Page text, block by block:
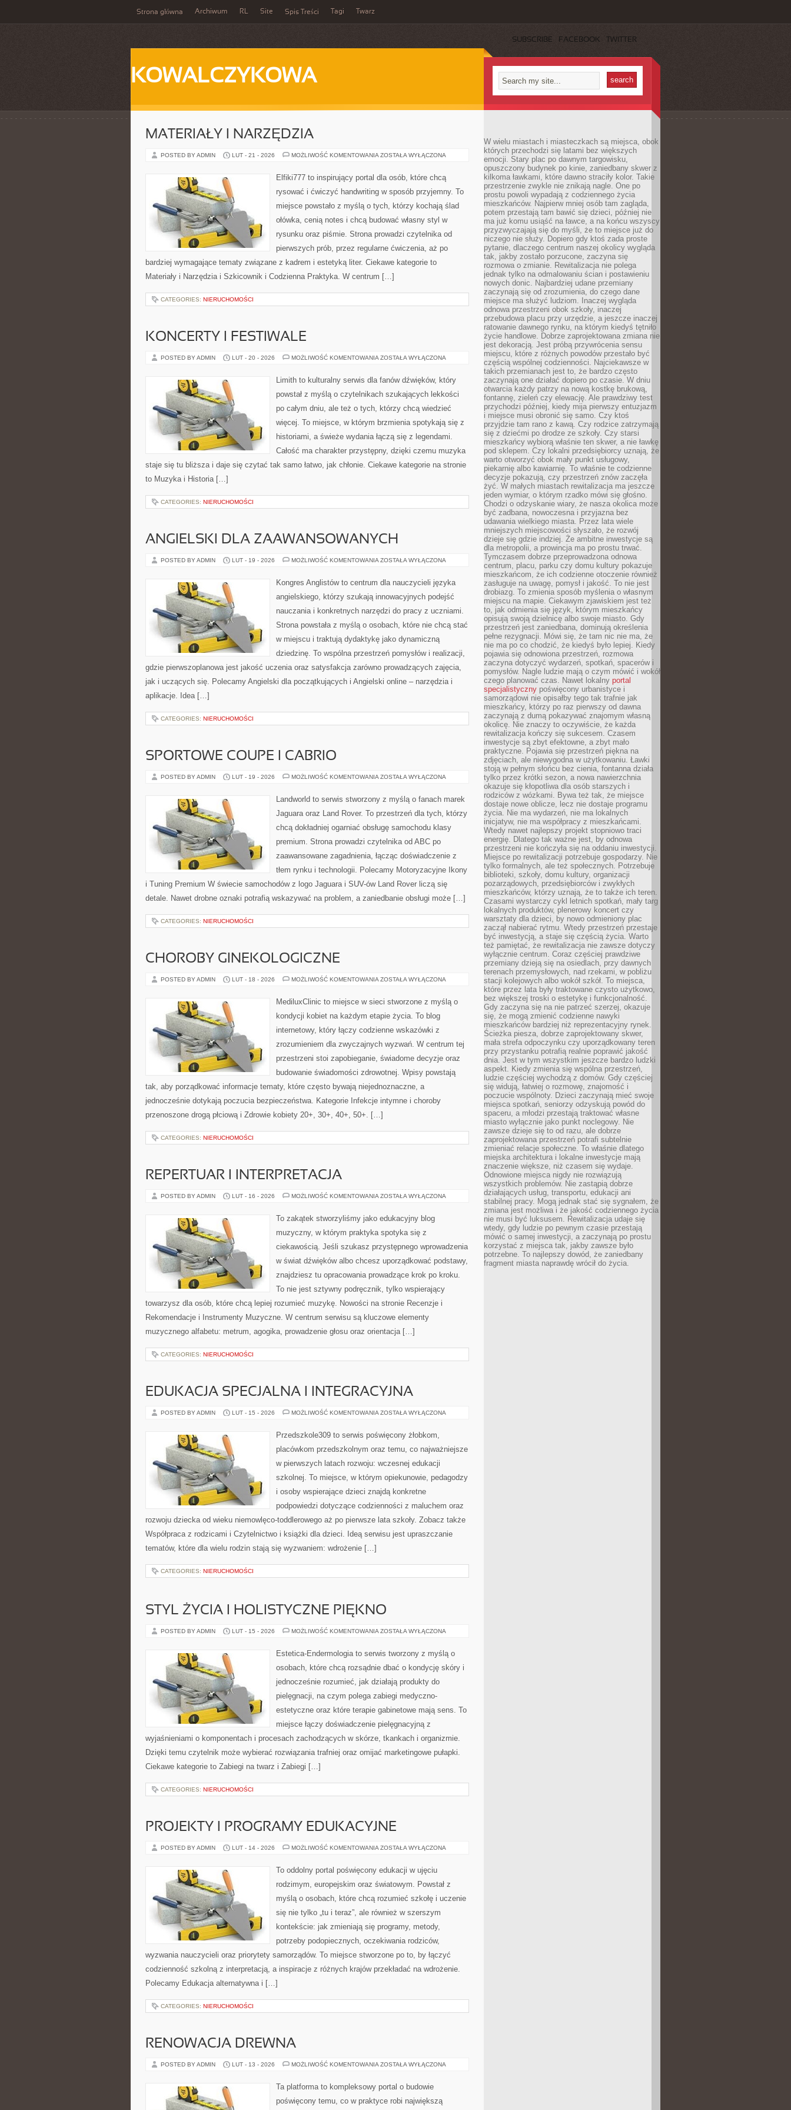
Strona główna Archiwum RL Site Spis Treści Tagi Twarz
SUBSCRIBE FACEBOOK TWITTER
KOWALCZYKOWA
MATERIAŁY I NARZĘDZIA
POSTED BY ADMIN LUT - 21 - 2026 MOŻLIWOŚĆ KOMENTOWANIA MATERIAŁY
ZOSTAŁA WYŁĄCZONA
Elfiki777 to inspirujący portal dla osób, które chcą
rysować i ćwiczyć handwriting w sposób przyjemny. To
miejsce powstało z myślą o tych, którzy kochają ślad
ołówka, cenią notes i chcą budować własny styl w
rysunku oraz piśmie. Strona prowadzi czytelnika od
pierwszych prób, przez regularne ćwiczenia, aż po
bardziej wymagające tematy związane z kadrem i estetyką liter. Ciekawe kategorie to
Materiały i Narzędzia i Szkicownik i Codzienna Praktyka. W centrum […]
CATEGORIES: NIERUCHOMOŚCI
KONCERTY I FESTIWALE
POSTED BY ADMIN LUT - 20 - 2026 MOŻLIWOŚĆ KOMENTOWANIA KONCERTY
ZOSTAŁA WYŁĄCZONA
Limith to kulturalny serwis dla fanów dźwięków, który
powstał z myślą o czytelnikach szukających lekkości
po całym dniu, ale też o tych, którzy chcą wiedzieć
więcej. To miejsce, w którym brzmienia spotykają się z
historiami, a świeże wydania łączą się z legendami.
Całość ma charakter przystępny, dzięki czemu muzyka
staje się tu bliższa i daje się czytać tak samo łatwo, jak chłonie. Ciekawe kategorie na stronie
to Muzyka i Historia […]
CATEGORIES: NIERUCHOMOŚCI
ANGIELSKI DLA ZAAWANSOWANYCH
POSTED BY ADMIN LUT - 19 - 2026 MOŻLIWOŚĆ KOMENTOWANIA ANGIELSKI
ZOSTAŁA WYŁĄCZONA
Kongres Anglistów to centrum dla nauczycieli języka
angielskiego, którzy szukają innowacyjnych podejść
nauczania i konkretnych narzędzi do pracy z uczniami.
Strona powstała z myślą o osobach, które nie chcą stać
w miejscu i traktują dydaktykę jako dynamiczną
dziedzinę. To wspólna przestrzeń pomysłów i realizacji,
gdzie pierwszoplanowa jest jakość uczenia oraz satysfakcja zarówno prowadzących zajęcia,
jak i uczących się. Polecamy Angielski dla początkujących i Angielski online – narzędzia i
aplikacje. Idea […]
CATEGORIES: NIERUCHOMOŚCI
SPORTOWE COUPE I CABRIO
POSTED BY ADMIN LUT - 19 - 2026 MOŻLIWOŚĆ KOMENTOWANIA SPORTOWE
CABRIO
ZOSTAŁA WYŁĄCZONA
Landworld to serwis stworzony z myślą o fanach marek
Jaguara oraz Land Rover. To przestrzeń dla tych, którzy
chcą dokładniej ogarniać obsługę samochodu klasy
premium. Strona prowadzi czytelnika od ABC po
zaawansowane zagadnienia, łącząc doświadczenie z
tłem rynku i technologii. Polecamy Motoryzacyjne Ikony
i Tuning Premium W świecie samochodów z logo Jaguara i SUV-ów Land Rover liczą się
detale. Nawet drobne oznaki potrafią wskazywać na problem, a zaniedbanie obsługi może […]
CATEGORIES: NIERUCHOMOŚCI
CHOROBY GINEKOLOGICZNE
POSTED BY ADMIN LUT - 18 - 2026 MOŻLIWOŚĆ KOMENTOWANIA CHOROBY
ZOSTAŁA WYŁĄCZONA
MediluxClinic to miejsce w sieci stworzone z myślą o
kondycji kobiet na każdym etapie życia. To blog
internetowy, który łączy codzienne wskazówki z
zrozumieniem dla zwyczajnych wyzwań. W centrum tej
przestrzeni stoi zapobieganie, świadome decyzje oraz
budowanie świadomości zdrowotnej. Wpisy powstają
tak, aby porządkować informacje tematy, które często bywają niejednoznaczne, a
jednocześnie dotykają poczucia bezpieczeństwa. Kategorie Infekcje intymne i choroby
przenoszone drogą płciową i Zdrowie kobiety 20+, 30+, 40+, 50+. […]
CATEGORIES: NIERUCHOMOŚCI
REPERTUAR I INTERPRETACJA
POSTED BY ADMIN LUT - 16 - 2026 MOŻLIWOŚĆ KOMENTOWANIA REPERTUAR
ZOSTAŁA WYŁĄCZONA
To zakątek stworzyliśmy jako edukacyjny blog
muzyczny, w którym praktyka spotyka się z
ciekawością. Jeśli szukasz przystępnego wprowadzenia
w świat dźwięków albo chcesz uporządkować podstawy,
znajdziesz tu opracowania prowadzące krok po kroku.
To nie jest sztywny podręcznik, tylko wspierający
towarzysz dla osób, które chcą lepiej rozumieć muzykę. Nowości na stronie Recenzje i
Rekomendacje i Instrumenty Muzyczne. W centrum serwisu są kluczowe elementy
muzycznego alfabetu: metrum, agogika, prowadzenie głosu oraz orientacja […]
CATEGORIES: NIERUCHOMOŚCI
EDUKACJA SPECJALNA I INTEGRACYJNA
POSTED BY ADMIN LUT - 15 - 2026 MOŻLIWOŚĆ KOMENTOWANIA EDUKACJA
INTEGRACYJNA
ZOSTAŁA WYŁĄCZONA
Przedszkole309 to serwis poświęcony żłobkom,
placówkom przedszkolnym oraz temu, co najważniejsze
w pierwszych latach rozwoju: wczesnej edukacji
szkolnej. To miejsce, w którym opiekunowie, pedagodzy
i osoby wspierające dzieci znajdą konkretne
podpowiedzi dotyczące codzienności z maluchem oraz
rozwoju dziecka od wieku niemowlęco-toddlerowego aż po pierwsze lata szkoły. Zobacz także
Współpraca z rodzicami i Czytelnictwo i książki dla dzieci. Ideą serwisu jest upraszczanie
tematów, które dla wielu rodzin stają się wyzwaniem: wdrożenie […]
CATEGORIES: NIERUCHOMOŚCI
STYL ŻYCIA I HOLISTYCZNE PIĘKNO
POSTED BY ADMIN LUT - 15 - 2026 MOŻLIWOŚĆ KOMENTOWANIA STYL
HOLISTYCZNE
PIĘKNO
ZOSTAŁA WYŁĄCZONA
Estetica-Endermologia to serwis tworzony z myślą o
osobach, które chcą rozsądnie dbać o kondycję skóry i
jednocześnie rozumieć, jak działają produkty do
pielęgnacji, na czym polega zabiegi medyczno-
estetyczne oraz które terapie gabinetowe mają sens. To
miejsce łączy doświadczenie pielęgnacyjną z
wyjaśnieniami o komponentach i procesach zachodzących w skórze, tkankach i organizmie.
Dzięki temu czytelnik może wybierać rozwiązania trafniej oraz omijać marketingowe pułapki.
Ciekawe kategorie to Zabiegi na twarz i Zabiegi […]
CATEGORIES: NIERUCHOMOŚCI
PROJEKTY I PROGRAMY EDUKACYJNE
POSTED BY ADMIN LUT - 14 - 2026 MOŻLIWOŚĆ KOMENTOWANIA PROJEKTY
EDUKACYJNE
ZOSTAŁA WYŁĄCZONA
To oddolny portal poświęcony edukacji w ujęciu
rodzimym, europejskim oraz światowym. Powstał z
myślą o osobach, które chcą rozumieć szkołę i uczenie
się nie tylko „tu i teraz”, ale również w szerszym
kontekście: jak zmieniają się programy, metody,
potrzeby podopiecznych, oczekiwania rodziców,
wyzwania nauczycieli oraz priorytety samorządów. To miejsce stworzone po to, by łączyć
codzienność szkolną z interpretacją, a inspiracje z różnych krajów przekładać na wdrożenie.
Polecamy Edukacja alternatywna i […]
CATEGORIES: NIERUCHOMOŚCI
RENOWACJA DREWNA
POSTED BY ADMIN LUT - 13 - 2026 MOŻLIWOŚĆ KOMENTOWANIA RENOWACJA
ZOSTAŁA WYŁĄCZONA
Ta platforma to kompleksowy portal o budowie
poświęcony temu, co w praktyce robi największą
W wielu miastach i miasteczkach są miejsca, obok
których przechodzi się latami bez większych
emocji. Stary plac po dawnym targowisku,
opuszczony budynek po kinie, zaniedbany skwer z
kilkoma ławkami, które dawno straciły kolor. Takie
przestrzenie zwykle nie znikają nagle. One po
prostu powoli wypadają z codziennego życia
mieszkańców. Najpierw mniej osób tam zagląda,
potem przestają tam bawić się dzieci, później nie
ma już komu usiąść na ławce, a na końcu wszyscy
przyzwyczajają się do myśli, że to miejsce już do
niczego nie służy. Dopiero gdy ktoś zada proste
pytanie, dlaczego centrum naszej okolicy wygląda
tak, jakby zostało porzucone, zaczyna się
rozmowa o zmianie. Rewitalizacja nie polega
jednak tylko na odmalowaniu ścian i postawieniu
nowych donic. Najbardziej udane przemiany
zaczynają się od zrozumienia, do czego dane
miejsce ma służyć ludziom. Inaczej wygląda
odnowa przestrzeni obok szkoły, inaczej
przebudowa placu przy urzędzie, a jeszcze inaczej
ratowanie dawnego rynku, na którym kiedyś tętniło
życie handlowe. Dobrze zaprojektowana zmiana nie
jest dekoracją. Jest próbą przywrócenia sensu
miejscu, które z różnych powodów przestało być
częścią wspólnej codzienności. Najciekawsze w
takich przemianach jest to, że bardzo często
zaczynają one działać dopiero po czasie. W dniu
otwarcia każdy patrzy na nową kostkę brukową,
fontannę, zieleń czy elewację. Ale prawdziwy test
przychodzi później, kiedy mija pierwszy entuzjazm
i miejsce musi obronić się samo. Czy ktoś
przyjdzie tam rano z kawą. Czy rodzice zatrzymają
się z dziećmi po drodze ze szkoły. Czy starsi
mieszkańcy wybiorą właśnie ten skwer, a nie ławkę
pod sklepem. Czy lokalni przedsiębiorcy uznają, że
warto otworzyć obok mały punkt usługowy,
piekarnię albo kawiarnię. To właśnie te codzienne
decyzje pokazują, czy przestrzeń znów zaczęła
żyć. W małych miastach rewitalizacja ma jeszcze
jeden wymiar, o którym rzadko mówi się głośno.
Chodzi o odzyskanie wiary, że nasza okolica może
być zadbana, nowoczesna i przyjazna bez
udawania wielkiego miasta. Przez lata wiele
mniejszych miejscowości słyszało, że rozwój
dzieje się gdzie indziej. Że ambitne inwestycje są
dla metropolii, a prowincja ma po prostu trwać.
Tymczasem dobrze przeprowadzona odnowa
centrum, placu, parku czy domu kultury pokazuje
mieszkańcom, że ich codzienne otoczenie również
zasługuje na uwagę, pomysł i jakość. To nie jest
drobiazg. To zmienia sposób myślenia o własnym
miejscu na mapie. Ciekawym zjawiskiem jest też
to, jak odmienia się język, którym mieszkańcy
opisują swoją dzielnicę albo swoje miasto. Gdy
przestrzeń jest zaniedbana, dominują określenia
pełne rezygnacji. Mówi się, że tam nic nie ma, że
nie ma po co chodzić, że kiedyś było lepiej. Kiedy
pojawia się odnowiona przestrzeń, rozmowa
zaczyna dotyczyć wydarzeń, spotkań, spacerów i
pomysłów. Nagle ludzie mają o czym mówić i wokół
czego planować czas. Nawet lokalny portal
specjalistyczny poświęcony urbanistyce i
samorządowi nie opisałby tego tak trafnie jak
mieszkańcy, którzy po raz pierwszy od dawna
zaczynają z dumą pokazywać znajomym własną
okolicę. Nie znaczy to oczywiście, że każda
rewitalizacja kończy się sukcesem. Czasem
inwestycje są zbyt efektowne, a zbyt mało
praktyczne. Pojawia się przestrzeń piękna na
zdjęciach, ale niewygodna w użytkowaniu. Ławki
stoją w pełnym słońcu bez cienia, fontanna działa
tylko przez krótki sezon, a nowa nawierzchnia
okazuje się kłopotliwa dla osób starszych i
rodziców z wózkami. Bywa też tak, że miejsce
dostaje nowe oblicze, lecz nie dostaje programu
życia. Nie ma wydarzeń, nie ma lokalnych
inicjatyw, nie ma współpracy z mieszkańcami.
Wtedy nawet najlepszy projekt stopniowo traci
energię. Dlatego tak ważne jest, by odnowa
przestrzeni nie kończyła się na oddaniu inwestycji.
Miejsce po rewitalizacji potrzebuje gospodarzy. Nie
tylko formalnych, ale też społecznych. Potrzebuje
biblioteki, szkoły, domu kultury, organizacji
pozarządowych, przedsiębiorców i zwykłych
mieszkańców, którzy uznają, że to także ich teren.
Czasami wystarczy cykl letnich spotkań, mały targ
lokalnych produktów, plenerowy koncert czy
warsztaty dla dzieci, by nowo odmieniony plac
zaczął nabierać rytmu. Wtedy przestrzeń przestaje
być inwestycją, a staje się częścią życia. Warto
też pamiętać, że rewitalizacja nie zawsze dotyczy
wyłącznie centrum. Coraz częściej prawdziwe
przemiany dzieją się na osiedlach, przy dawnych
terenach przemysłowych, nad rzekami, w pobliżu
stacji kolejowych albo wokół szkół. To miejsca,
które przez lata były traktowane czysto użytkowo,
bez większej troski o estetykę i funkcjonalność.
Gdy zaczyna się na nie patrzeć szerzej, okazuje
się, że mogą zmienić codzienne nawyki
mieszkańców bardziej niż reprezentacyjny rynek.
Ścieżka piesza, dobrze zaprojektowany skwer,
mała strefa odpoczynku czy uporządkowany teren
przy przystanku potrafią realnie poprawić jakość
dnia. Jest w tym wszystkim jeszcze bardzo ludzki
aspekt. Kiedy zmienia się wspólna przestrzeń,
ludzie częściej wychodzą z domów. Gdy częściej
się widują, łatwiej o rozmowę, znajomość i
poczucie wspólnoty. Dzieci zaczynają mieć swoje
miejsca spotkań, seniorzy odzyskują powód do
spaceru, a młodzi przestają traktować własne
miasto wyłącznie jako punkt noclegowy. Nie
zawsze dzieje się to od razu, ale dobrze
zaprojektowana przestrzeń potrafi subtelnie
zmieniać relacje społeczne. To właśnie dlatego
miejska architektura i lokalne inwestycje mają
znaczenie większe, niż czasem się wydaje.
Odnowione miejsca nigdy nie rozwiązują
wszystkich problemów. Nie zastąpią dobrze
działających usług, transportu, edukacji ani
stabilnej pracy. Mogą jednak stać się sygnałem, że
zmiana jest możliwa i że jakość codziennego życia
nie musi być luksusem. Rewitalizacja udaje się
wtedy, gdy ludzie po pewnym czasie przestają
mówić o samej inwestycji, a zaczynają po prostu
korzystać z miejsca tak, jakby zawsze było
potrzebne. To najlepszy dowód, że zaniedbany
fragment miasta naprawdę wrócił do życia.